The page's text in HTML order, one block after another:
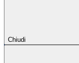
Chiudi